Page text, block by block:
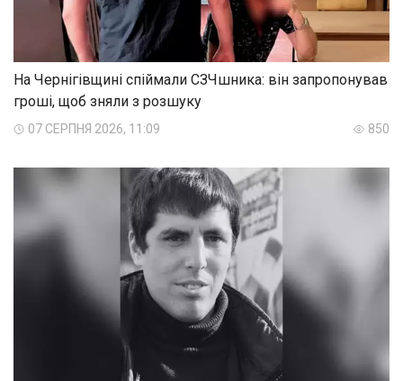
На Чернігівщині спіймали СЗЧшника: він запропонував
гроші, щоб зняли з розшуку
07 СЕРПНЯ 2026, 11:09 850